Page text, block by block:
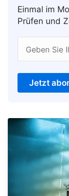
Einmal im
Prüfen und
Geben Sie
Jetzt